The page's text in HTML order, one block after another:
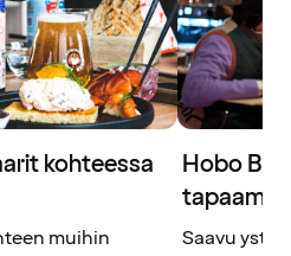
kohteessa
muihin
Hobo Bar
Saavu